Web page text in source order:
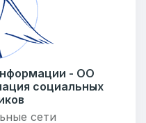
- ОО
социальных
сети